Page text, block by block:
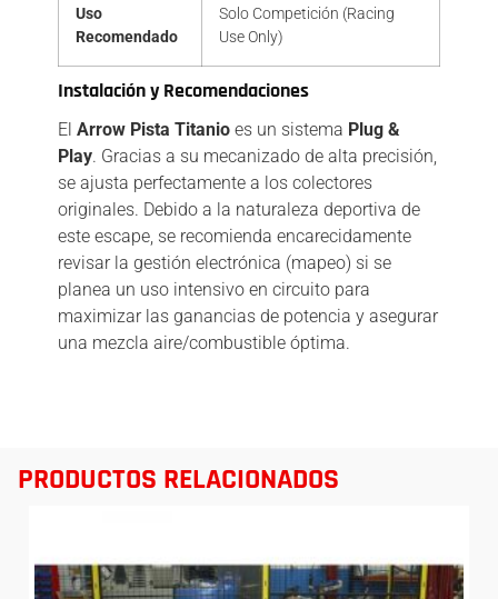
Uso
Recomendado
Solo Competición (Racing
Use Only)
Instalación y Recomendaciones
El Arrow Pista Titanio es un sistema Plug &
Play. Gracias a su mecanizado de alta precisión,
se ajusta perfectamente a los colectores
originales. Debido a la naturaleza deportiva de
este escape, se recomienda encarecidamente
revisar la gestión electrónica (mapeo) si se
planea un uso intensivo en circuito para
maximizar las ganancias de potencia y asegurar
una mezcla aire/combustible óptima.
PRODUCTOS RELACIONADOS